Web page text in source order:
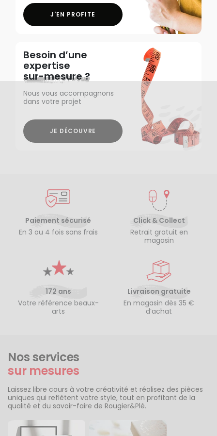
J'EN PROFITE
Besoin d’une
expertise
sur-mesure ?
Nous vous accompagnons
dans votre projet
JE DÉCOUVRE
Paiement sécurisé
En 3 ou 4 fois sans frais
Click & Collect
Retrait gratuit en
magasin
172 ans
Votre référence beaux-
arts
Livraison gratuite
En magasin dès 35 €
d’achat
Nos services
sur mesures
Laissez libre cours à votre créativité et réalisez des pièces
uniques qui reflètent votre style, tout en profitant de la
qualité et du savoir-faire de Rougier&Plé.